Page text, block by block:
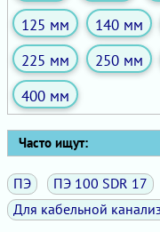
125 мм
140 мм
225 мм
250 мм
400 мм
Часто ищут:
ПЭ ПЭ 100 SDR 17
Для кабельной